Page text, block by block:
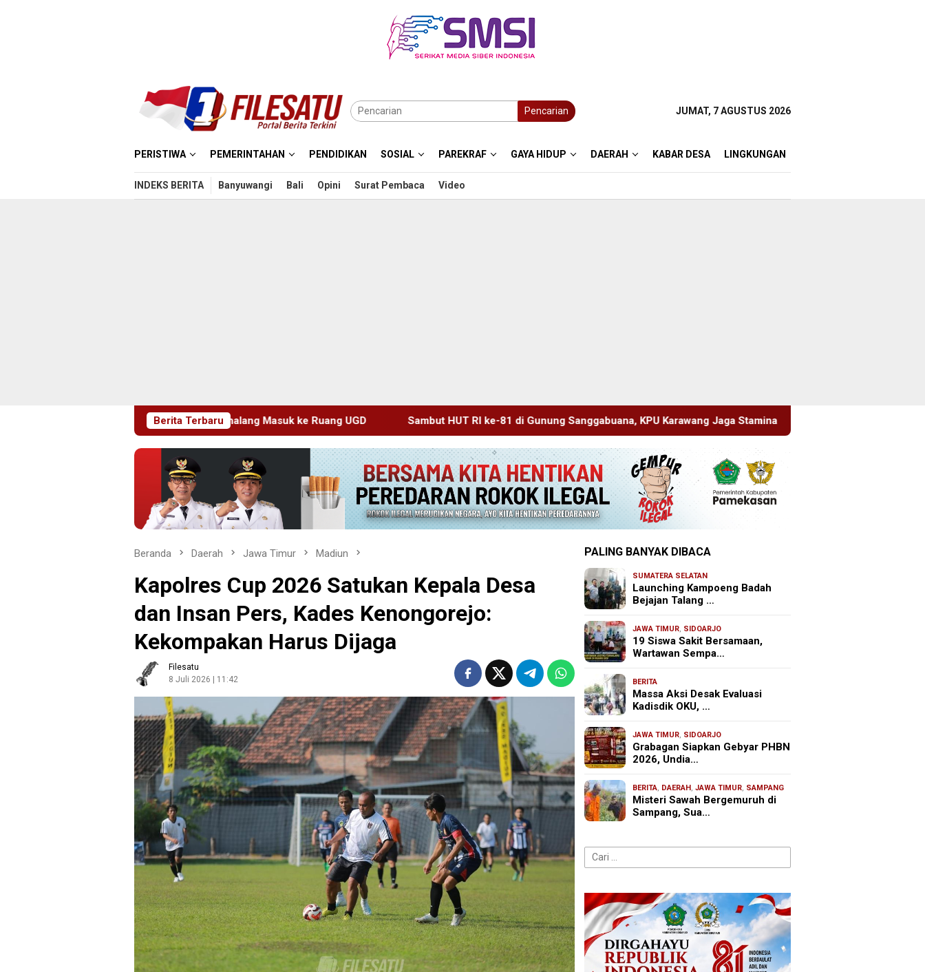
Pencarian JUMAT, 7 AGUSTUS 2026
PERISTIWA PEMERINTAHAN PENDIDIKAN SOSIAL PAREKRAF GAYA HIDUP DAERAH KABAR DESA LINGKUNGAN
INDEKS BERITA Banyuwangi Bali Opini Surat Pembaca Video
Berita Terbaru
Sempat Terhalang Masuk ke Ruang UGD Sambut HUT RI ke-81 di Gunung Sanggabuana, KPU Karawang Jaga Stamina Menuju Pemilu 2029
Beranda Daerah Jawa Timur Madiun
Kapolres Cup 2026 Satukan Kepala Desa
dan Insan Pers, Kades Kenongorejo:
Kekompakan Harus Dijaga
Filesatu
8 Juli 2026 | 11:42
PALING BANYAK DIBACA
SUMATERA SELATAN
Launching Kampoeng Badah
Bejajan Talang …
JAWA TIMUR, SIDOARJO
19 Siswa Sakit Bersamaan,
Wartawan Sempa…
BERITA
Massa Aksi Desak Evaluasi
Kadisdik OKU, …
JAWA TIMUR, SIDOARJO
Grabagan Siapkan Gebyar PHBN
2026, Undia…
BERITA, DAERAH ,JAWA TIMUR, SAMPANG
Misteri Sawah Bergemuruh di
Sampang, Sua…
Cari
untuk: